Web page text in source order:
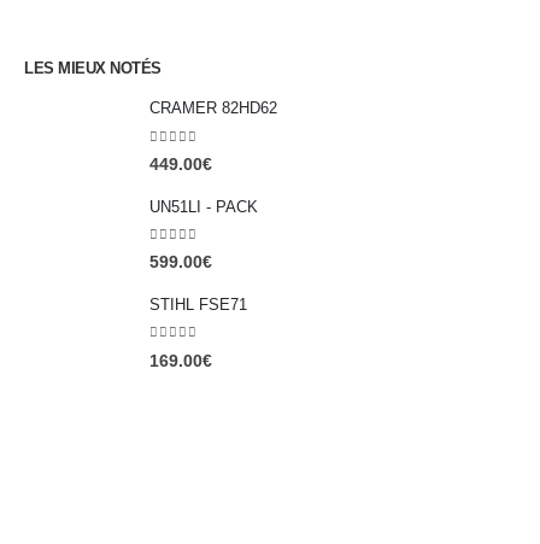
LES MIEUX NOTÉS
CRAMER 82HD62
0 out of 5
449.00€
UN51LI - PACK
0out of 5
599.00€
STIHL FSE71
0 out of 5
169.00€